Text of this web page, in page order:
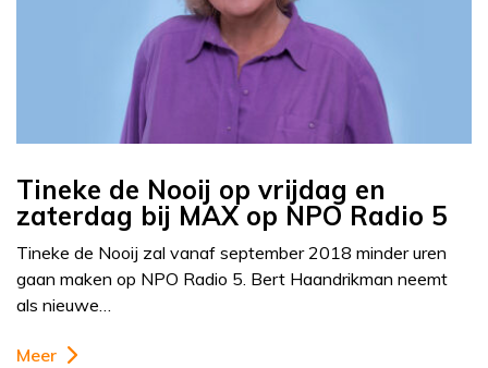
Tineke de Nooij op vrijdag en
zaterdag bij MAX op NPO Radio 5
Tineke de Nooij zal vanaf september 2018 minder uren
gaan maken op NPO Radio 5. Bert Haandrikman neemt
als nieuwe…
Meer